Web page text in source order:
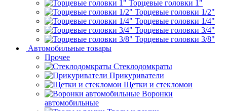
Торцевые головки 1"
Торцевые головки 1/2"
Торцевые головки 1/4"
Торцевые головки 3/4"
Торцевые головки 3/8"
Автомобильные товары
Прочее
Стеклодомкраты
Прикуриватели
Щетки и стекломои
Воронки
автомобильные